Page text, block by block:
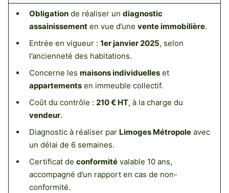
Obligationde réaliser un diagnostic
assainissementen vue d’une vente immobilière.
Entrée en vigueur : 1er janvier 2025, selon
l’ancienneté des habitations.
Concerne les maisons individuelleset
appartementsen immeuble collectif.
Coût du contrôle : 210 € HT, à la charge du
vendeur.
Diagnostic à réaliser par Limoges Métropoleavec
un délai de 6 semaines.
Certificat de conformitévalable 10 ans,
accompagné d’un rapport en cas de non-
conformité.